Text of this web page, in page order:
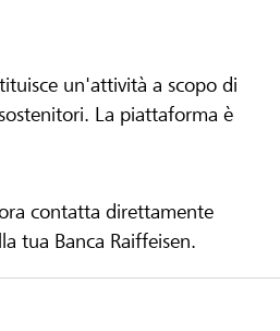
un'attività a scopo di
La piattaforma è
contatta direttamente
tua Banca Raiffeisen.